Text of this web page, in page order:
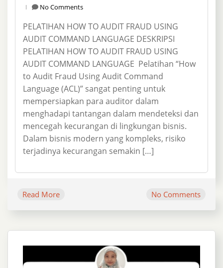
No Comments
PELATIHAN HOW TO AUDIT FRAUD USING
AUDIT COMMAND LANGUAGE DESKRIPSI
PELATIHAN HOW TO AUDIT FRAUD USING
AUDIT COMMAND LANGUAGE Pelatihan “How
to Audit Fraud Using Audit Command
Language (ACL)” sangat penting untuk
mempersiapkan para auditor dalam
menghadapi tantangan dalam mendeteksi dan
mencegah kecurangan di lingkungan bisnis.
Dalam bisnis modern yang kompleks, risiko
terjadinya kecurangan semakin […]
Read More No Comments